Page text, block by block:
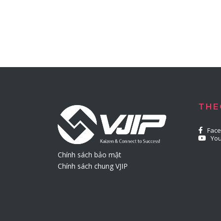
Chính sách bảo mật
Chính sách chung VJIP